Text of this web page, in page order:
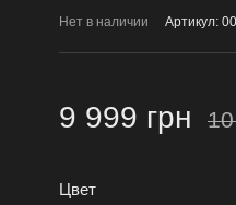
Нет в наличии Артикул:
9 999 грн
Цвет